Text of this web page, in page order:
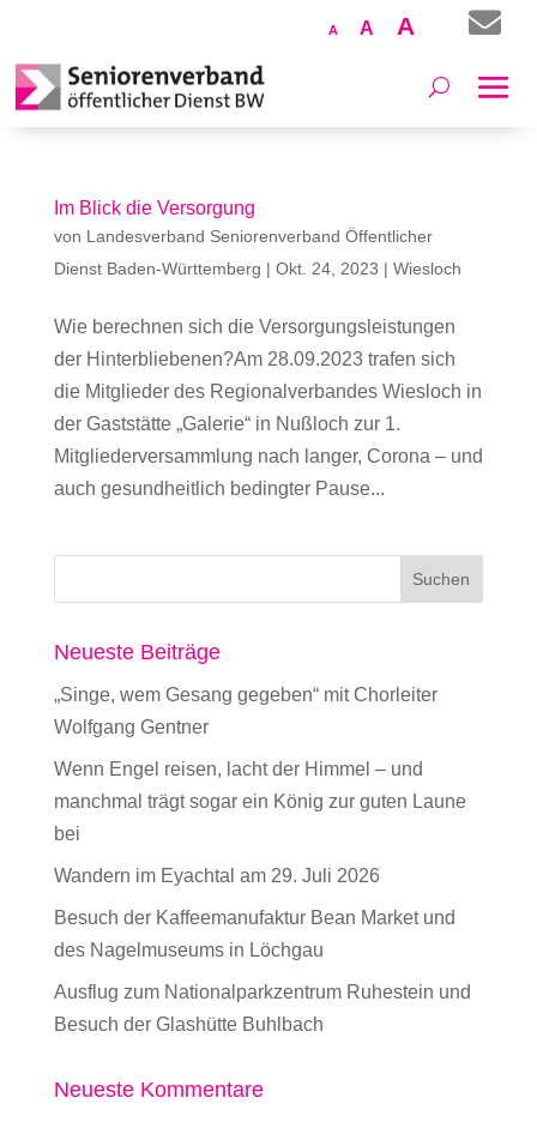
A Decrease
A Reset
A Increase
size.

Im Blick die Versorgung
von Landesverband Seniorenverband Öffentlicher
Dienst Baden-Württemberg | Okt. 24, 2023 | Wiesloch
Wie berechnen sich die Versorgungsleistungen
der Hinterbliebenen?Am 28.09.2023 trafen sich
die Mitglieder des Regionalverbandes Wiesloch in
der Gaststätte „Galerie“ in Nußloch zur 1.
Mitgliederversammlung nach langer, Corona – und
auch gesundheitlich bedingter Pause...
Neueste Beiträge
„Singe, wem Gesang gegeben“ mit Chorleiter
Wolfgang Gentner
Wenn Engel reisen, lacht der Himmel – und
manchmal trägt sogar ein König zur guten Laune
bei
Wandern im Eyachtal am 29. Juli 2026
Besuch der Kaffeemanufaktur Bean Market und
des Nagelmuseums in Löchgau
Ausflug zum Nationalparkzentrum Ruhestein und
Besuch der Glashütte Buhlbach
Neueste Kommentare